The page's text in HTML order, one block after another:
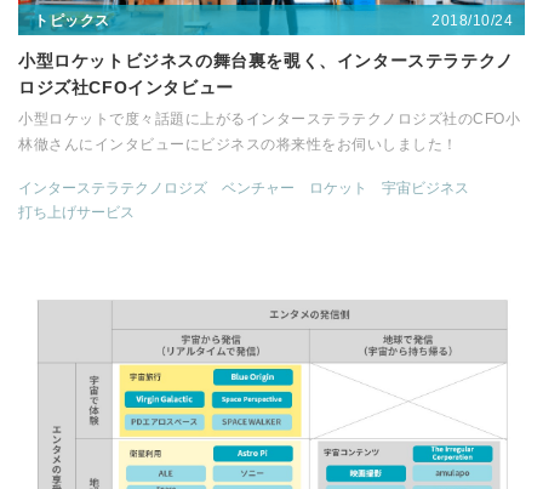
トピックス 2018/10/24
小型ロケットビジネスの舞台裏を覗く、インターステラテクノ
ロジズ社CFOインタビュー
小型ロケットで度々話題に上がるインターステラテクノロジズ社のCFO小
林徹さんにインタビューにビジネスの将来性をお伺いしました！
インターステラテクノロジズ ベンチャー ロケット
宇宙ビジネス
打ち上げサービス